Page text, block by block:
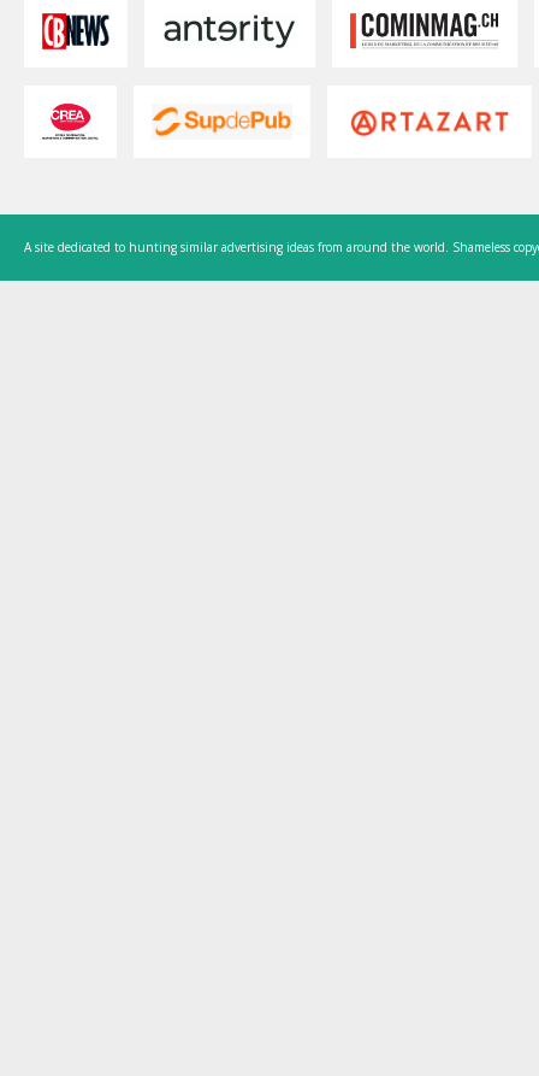
A site dedicated to hunting similar advertising ideas from around the world. Shameless